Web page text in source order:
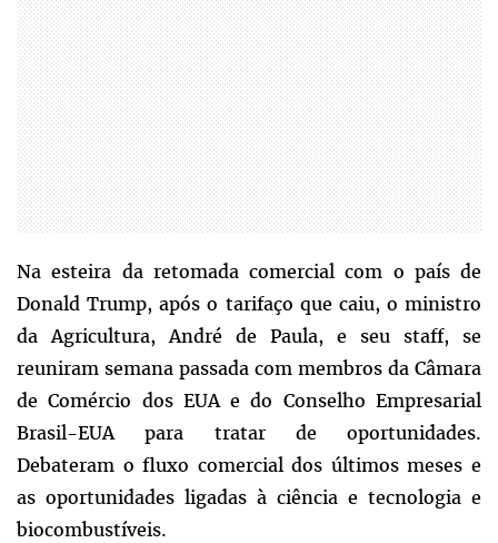
Na esteira da retomada comercial com o país de
Donald Trump, após o tarifaço que caiu, o ministro
da Agricultura, André de Paula, e seu staff, se
reuniram semana passada com membros da Câmara
de Comércio dos EUA e do Conselho Empresarial
Brasil-EUA para tratar de oportunidades.
Debateram o fluxo comercial dos últimos meses e
as oportunidades ligadas à ciência e tecnologia e
biocombustíveis.